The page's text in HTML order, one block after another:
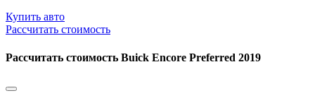
Купить авто
Рассчитать стоимость
Рассчитать стоимость Buick Encore Preferred 2019